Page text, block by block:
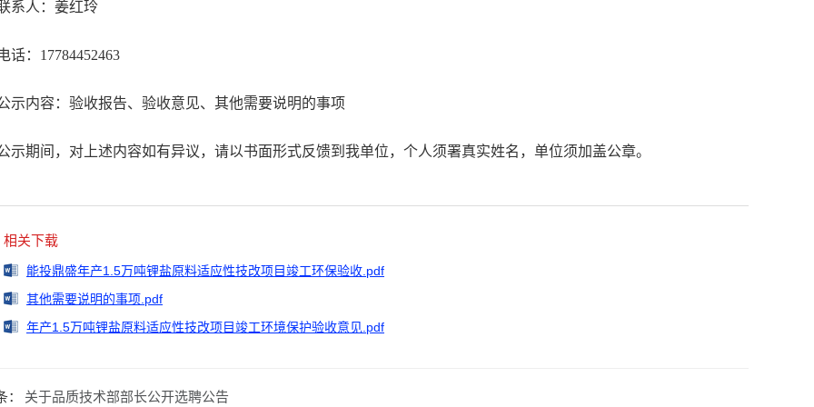
系人：姜红玲
话： 17784452463
示内容：验收报告、验收意见、其他需要说明的事项
示期间，对上述内容如有异议，请以书面形式反馈到我单位，个人须署真实姓名，单位须加盖公章。
相关下载
能投鼎盛年产1.5万吨锂盐原料适应性技改项目竣工环保验收.pdf
其他需要说明的事项.pdf
年产1.5万吨锂盐原料适应性技改项目竣工环境保护验收意见.pdf
关于品质技术部部长公开选聘公告